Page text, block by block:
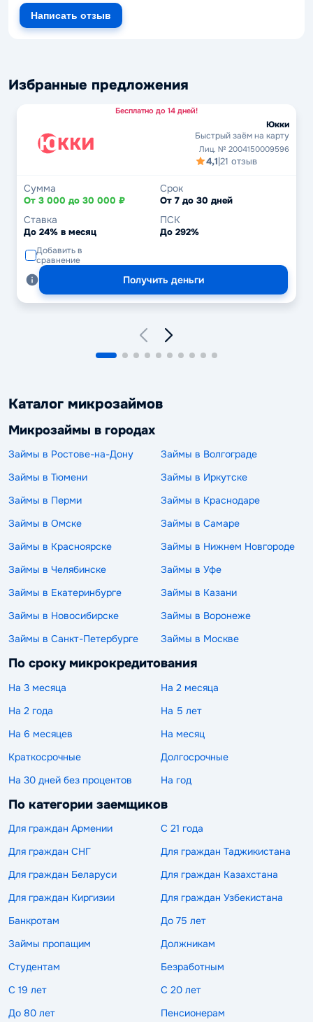
Написать отзыв
Избранные предложения
Бесплатно до 14 дней!
Юкки
Быстрый заём на карту
Лиц. № 2004150009596
4,1|21 отзыв
Сумма
От 3 000 до 30 000 ₽
Срок
От 7 до 30 дней
Ставка
До 24% в месяц
ПСК
До 292%
Добавить в
сравнение
Получить деньги
Каталог микрозаймов
Микрозаймы в городах
Займы в Ростове-на-Дону
Займы в Волгограде
Займы в Тюмени
Займы в Иркутске
Займы в Перми
Займы в Краснодаре
Займы в Омске
Займы в Самаре
Займы в Красноярске
Займы в Нижнем Новгороде
Займы в Челябинске
Займы в Уфе
Займы в Екатеринбурге
Займы в Казани
Займы в Новосибирске
Займы в Воронеже
Займы в Санкт-Петербурге
Займы в Москве
По сроку микрокредитования
На 3 месяца
На 2 месяца
На 2 года
На 5 лет
На 6 месяцев
На месяц
Краткосрочные
Долгосрочные
На 30 дней без процентов
На год
По категории заемщиков
Для граждан Армении
С 21 года
Для граждан СНГ
Для граждан Таджикистана
Для граждан Беларуси
Для граждан Казахстана
Для граждан Киргизии
Для граждан Узбекистана
Банкротам
До 75 лет
Займы пропащим
Должникам
Студентам
Безработным
С 19 лет
С 20 лет
До 80 лет
Пенсионерам